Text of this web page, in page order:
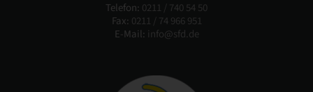
Telefon: 0211 / 740 54 50
Fax: 0211 / 74 966 951
E-Mail: info@sfd.de